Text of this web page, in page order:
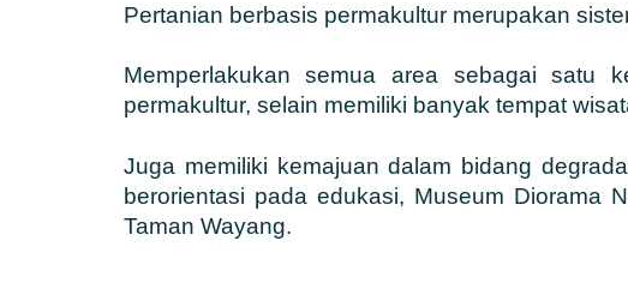
Pertanian berbasis permakultur merupakan
Memperlakukan semua area sebagai satu
permakultur, selain memiliki banyak tempat
Juga memiliki kemajuan dalam bidang
berorientasi pada edukasi, Museum Diorama
Taman Wayang.